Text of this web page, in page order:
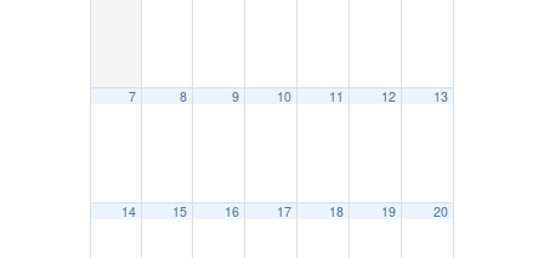
7 8 9 10 11 12 13
14 15 16 17 18 19 20